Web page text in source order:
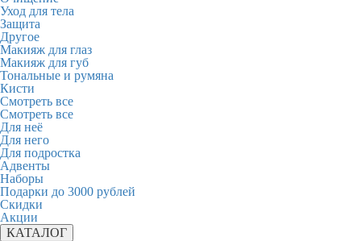
Уход для тела
Защита
Другое
Макияж для глаз
Макияж для губ
Тональные и румяна
Кисти
Смотреть все
Смотреть все
Для неё
Для него
Для подростка
Адвенты
Наборы
Подарки до 3000 рублей
Скидки
Акции
КАТАЛОГ